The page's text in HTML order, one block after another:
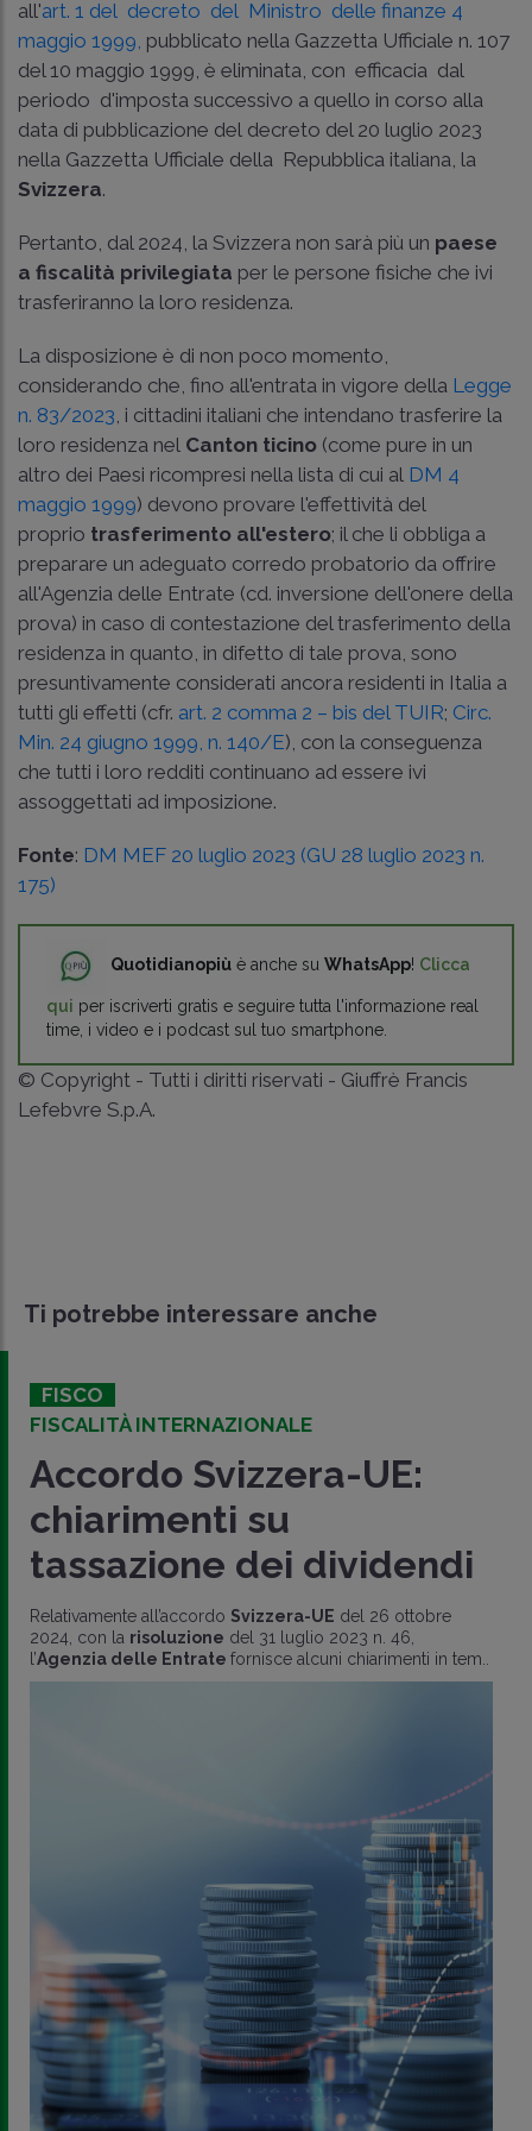
all'art. 1 del decreto del Ministro delle finanze 4
maggio 1999, pubblicato nella Gazzetta Ufficiale n. 107
del 10 maggio 1999, è eliminata, con efficacia dal
periodo d'imposta successivo a quello in corso alla
data di pubblicazione del decreto del 20 luglio 2023
nella Gazzetta Ufficiale della Repubblica italiana, la
Svizzera.
Pertanto, dal 2024, la Svizzera non sarà più un paese
a fiscalità privilegiata per le persone fisiche che ivi
trasferiranno la loro residenza.
La disposizione è di non poco momento,
considerando che, fino all'entrata in vigore della Legge
n. 83/2023, i cittadini italiani che intendano trasferire la
loro residenza nel Canton ticino (come pure in un
altro dei Paesi ricompresi nella lista di cui al DM 4
maggio 1999) devono provare l'effettività del
proprio trasferimento all'estero; il che li obbliga a
preparare un adeguato corredo probatorio da offrire
all'Agenzia delle Entrate (cd. inversione dell'onere della
prova) in caso di contestazione del trasferimento della
residenza in quanto, in difetto di tale prova, sono
presuntivamente considerati ancora residenti in Italia a
tutti gli effetti (cfr. art. 2 comma 2 – bis del TUIR; Circ.
Min. 24 giugno 1999, n. 140/E), con la conseguenza
che tutti i loro redditi continuano ad essere ivi
assoggettati ad imposizione.
Fonte: DM MEF 20 luglio 2023 (GU 28 luglio 2023 n.
175)
Quotidianopiù è anche su WhatsApp! Clicca
qui per iscriverti gratis e seguire tutta l'informazione real
time, i video e i podcast sul tuo smartphone.
© Copyright - Tutti i diritti riservati - Giuffrè Francis
Lefebvre S.p.A.
Ti potrebbe interessare anche
FISCO
FISCALITÀ INTERNAZIONALE
Accordo Svizzera-UE:
chiarimenti su
tassazione dei dividendi
Relativamente all’accordo Svizzera-UE del 26 ottobre
2024, con la risoluzione del 31 luglio 2023 n. 46,
l’Agenzia delle Entrate fornisce alcuni chiarimenti in tem..